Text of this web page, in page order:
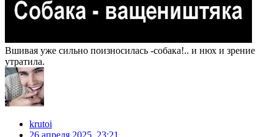
Вшивая уже сильно поизносилась -собака!.. и нюх и зрение
утратила.
krutoi